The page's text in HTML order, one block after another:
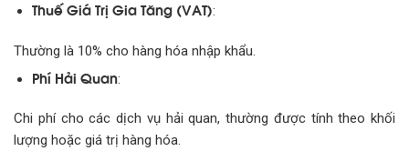
Thuế Giá Trị Gia Tăng (VAT):
Thường là 10% cho hàng hóa nhập khẩu.
Phí Hải Quan:
Chi phí cho các dịch vụ hải quan, thường được tính theo khối
lượng hoặc giá trị hàng hóa.